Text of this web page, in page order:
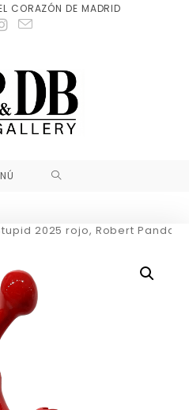
CORAZÓN DE MADRID
2025 rojo, Robert Panda